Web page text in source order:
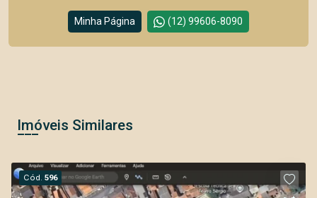
Minha Página (12) 99606-8090
Imóveis Similares
Cód.596